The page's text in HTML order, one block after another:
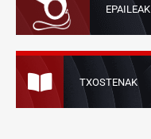
EPAILEAK
TXOSTENAK